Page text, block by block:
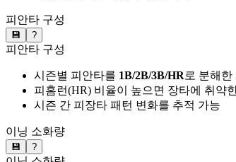
피안타 구성
💾 ?
피안타 구성
시즌별 피안타를 1B/2B/3B/HR로 분해한
피홈런(HR) 비율이 높으면 장타에 취약
시즌 간 피장타 패턴 변화를 추적 가능
이닝 소화량
💾 ?